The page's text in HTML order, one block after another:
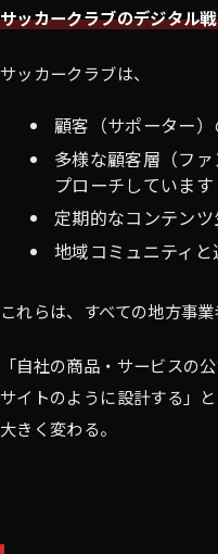
サッカークラブのデジタル
サッカークラブは、
顧客（サポーター
多様な顧客層（フ
プローチしています
定期的なコンテン
地域コミュニティ
これらは、すべての地方事
「自社の商品・サービスの
サイトのように設計する」
大きく変わる。